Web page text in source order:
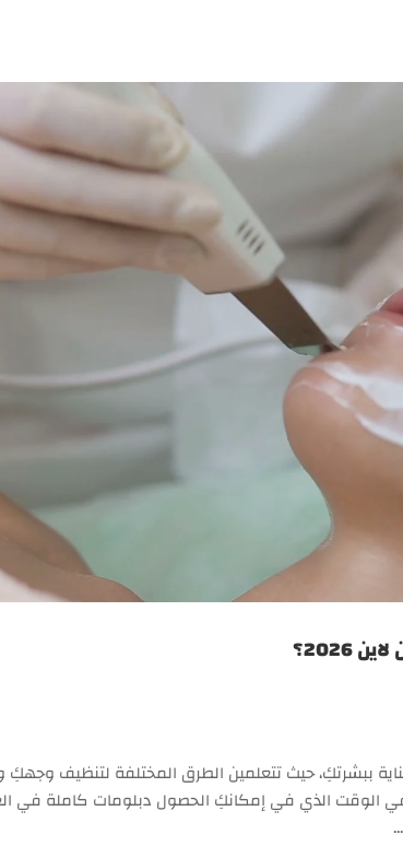
ببشرتكِ، حيث تتعلمين الطرق المختلفة لتنظيف
الذي في إمكانكِ الحصول دبلومات كاملة في